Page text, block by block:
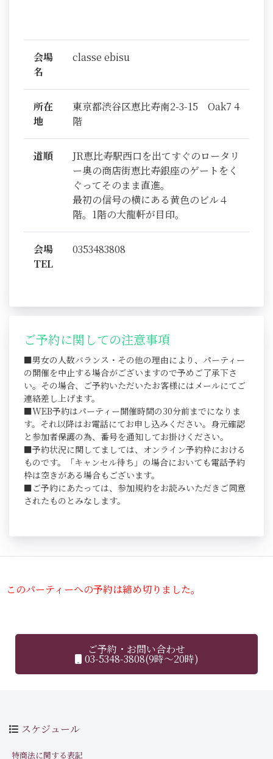
会場
名
classe ebisu
所在
地
東京都渋谷区恵比寿南2-3-15 Oak7 4
階
道順
JR恵比寿駅西口を出てすぐのロータリ
ー奥の商店街恵比寿銀座のゲートをく
ぐってそのまま直進。
最初の信号の横にある黄色のビル４
階。1階の大龍軒が目印。
会場
TEL
0353483808
ご予約に関しての注意事項
■男女の人数バランス・その他の理由により、パーティー
の開催を中止する場合がございますので予めご了承下さ
い。その場合、ご予約いただいたお客様にはメールにてご
連絡差し上げます。
■WEB予約はパーティー開催時間の30分前までになりま
す。それ以降はお電話にてお申し込みください。身元確認
と参加者保護の為、番号を通知してお掛けください。
■予約状況に関してましては、オンライン予約枠における
ものです。「キャンセル待ち」の場合においても電話予約
枠は空きがある場合もございます。
■ご予約にあたっては、参加規約をお読みいただきご同意
されたものとみなします。
このパーティーへの予約は締め切りました。
ご予約・お問い合わせ
03-5348-3808(9時～20時)
スケジュール
特商法に関する表記